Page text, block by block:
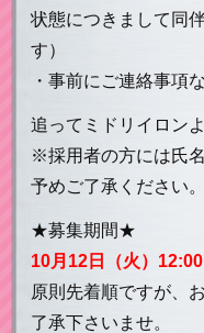
状態につきまして同
す）
・事前にご連絡事項
追ってミドリイロン
※採用者の方には氏
予めご了承ください。
★募集期間★
10月12日（火）
原則先着順ですが、
了承下さいませ。